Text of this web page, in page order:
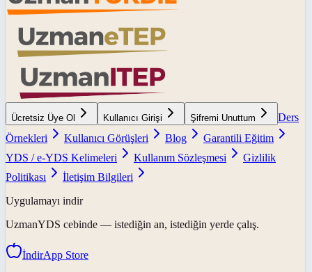
Ücretsiz Üye Ol Kullanıcı Girişi Şifremi Unuttum
Ders
Örnekleri
Kullanıcı Görüşleri Blog
Garantili Eğitim
YDS / e-YDS Kelimeleri
Kullanım Sözleşmesi
Gizlilik
Politikası
İletişim Bilgileri
Uygulamayı indir
UzmanYDS cebinde — istediğin an, istediğin yerde çalış.
İndirApp Store